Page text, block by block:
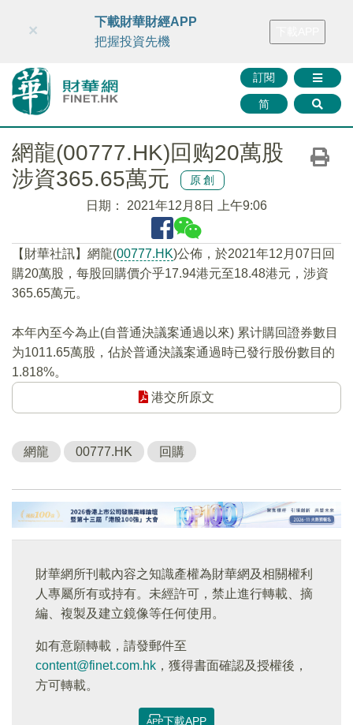
財華智庫網 FINTV FINMETA 財華證券 媒體矩陣
訂閱
简
×
下載財華財經APP
把握投資先機
網龍(00777.HK)回购20萬股
涉資365.65萬元
原創
日期： 2021年12月8日 上午9:06
【財華社訊】網龍(00777.HK)公佈，於2021年12月07日回
購20萬股，每股回購價介乎17.94港元至18.48港元，涉資
365.65萬元。
本年內至今為止(自普通決議案通過以來) 累计購回證券數目
为1011.65萬股，佔於普通決議案通過時已發行股份數目的
1.818%。
港交所原文
網龍 00777.HK 回購
財華網所刊載內容之知識產權為財華網及相關權利
人專屬所有或持有。未經許可，禁止進行轉載、摘
編、複製及建立鏡像等任何使用。
如有意願轉載，請發郵件至
content@finet.com.hk ，獲得書面確認及授權後，
方可轉載。
下載APP